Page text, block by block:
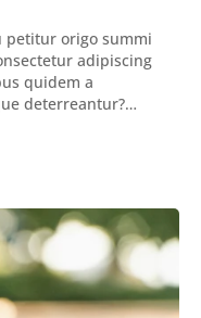
origo summi
adipiscing
quidem a
deterreantur?
declaret Latine,
Duo